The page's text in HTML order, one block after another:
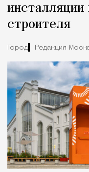
строителя
Город Редакция